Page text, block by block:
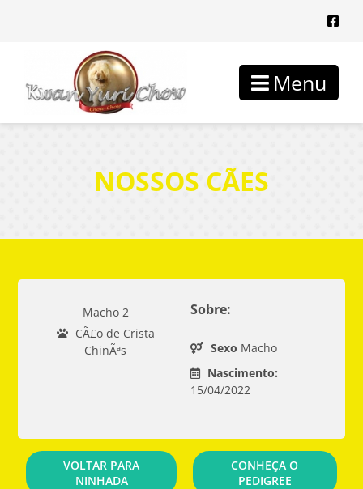
Menu
NOSSOS CÃES
Macho 2
CÃ£o de Crista
ChinÃªs
Sobre:
Sexo Macho
Nascimento:
15/04/2022
VOLTAR PARA
NINHADA
CONHEÇA O
PEDIGREE